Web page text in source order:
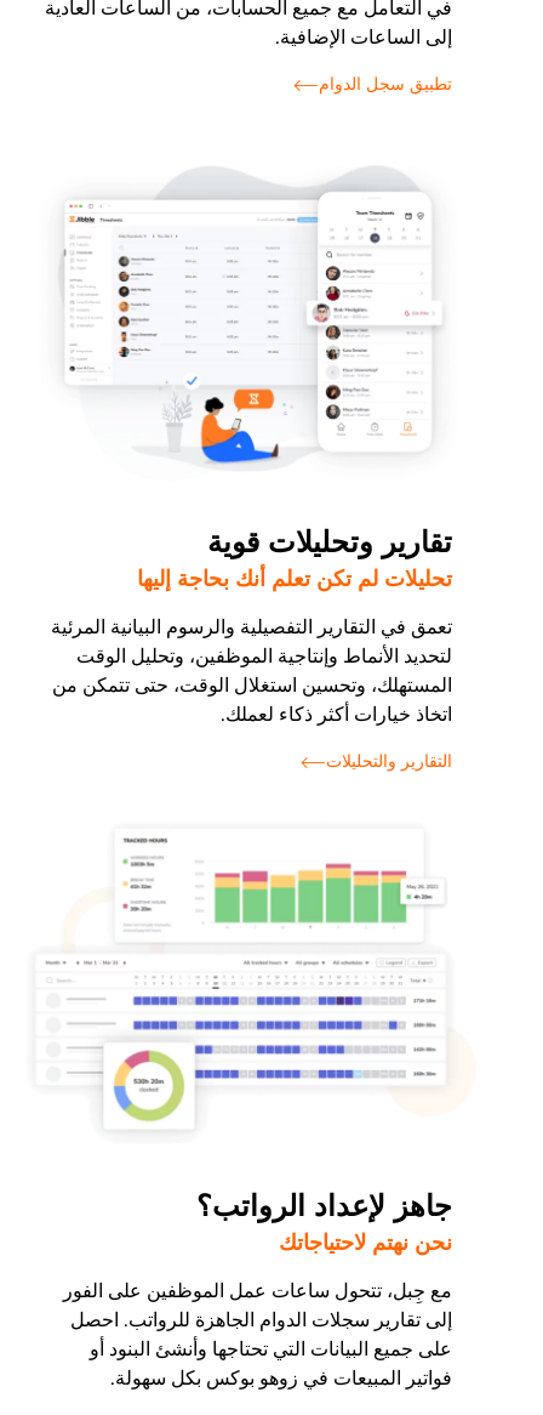
في التعامل مع جميع الحسابات، من الساعات العادية
إلى الساعات الإضافية.
تطبيق سجل الدوام
تقارير وتحليلات قوية
تحليلات لم تكن تعلم أنك بحاجة إليها
تعمق في التقارير التفصيلية والرسوم البيانية المرئية
لتحديد الأنماط وإنتاجية الموظفين، وتحليل الوقت
المستهلك، وتحسين استغلال الوقت، حتى تتمكن من
اتخاذ خيارات أكثر ذكاء لعملك.
التقارير والتحليلات
جاهز لإعداد الرواتب؟
نحن نهتم لاحتياجاتك
مع جِبل، تتحول ساعات عمل الموظفين على الفور
إلى تقارير سجلات الدوام الجاهزة للرواتب. احصل
على جميع البيانات التي تحتاجها وأنشئ البنود أو
فواتير المبيعات في زوهو بوكس بكل سهولة.